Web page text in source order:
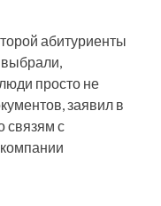
абитуриенты
выбрали,
просто не
заявил в
связям с